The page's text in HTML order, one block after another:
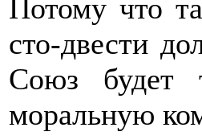
Потому что
сто-двести
Союз будет
моральную